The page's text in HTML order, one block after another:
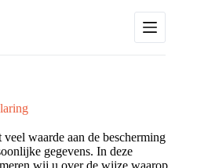
waarde aan de bescherming
gegevens. In deze
wij u over de wijze waarop